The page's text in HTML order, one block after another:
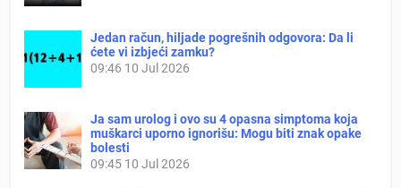
Jedan račun, hiljade pogrešnih odgovora: Da li
ćete vi izbjeći zamku?
09:46 10 Jul 2026
Ja sam urolog i ovo su 4 opasna simptoma koja
muškarci uporno ignorišu: Mogu biti znak opake
bolesti
09:45 10 Jul 2026